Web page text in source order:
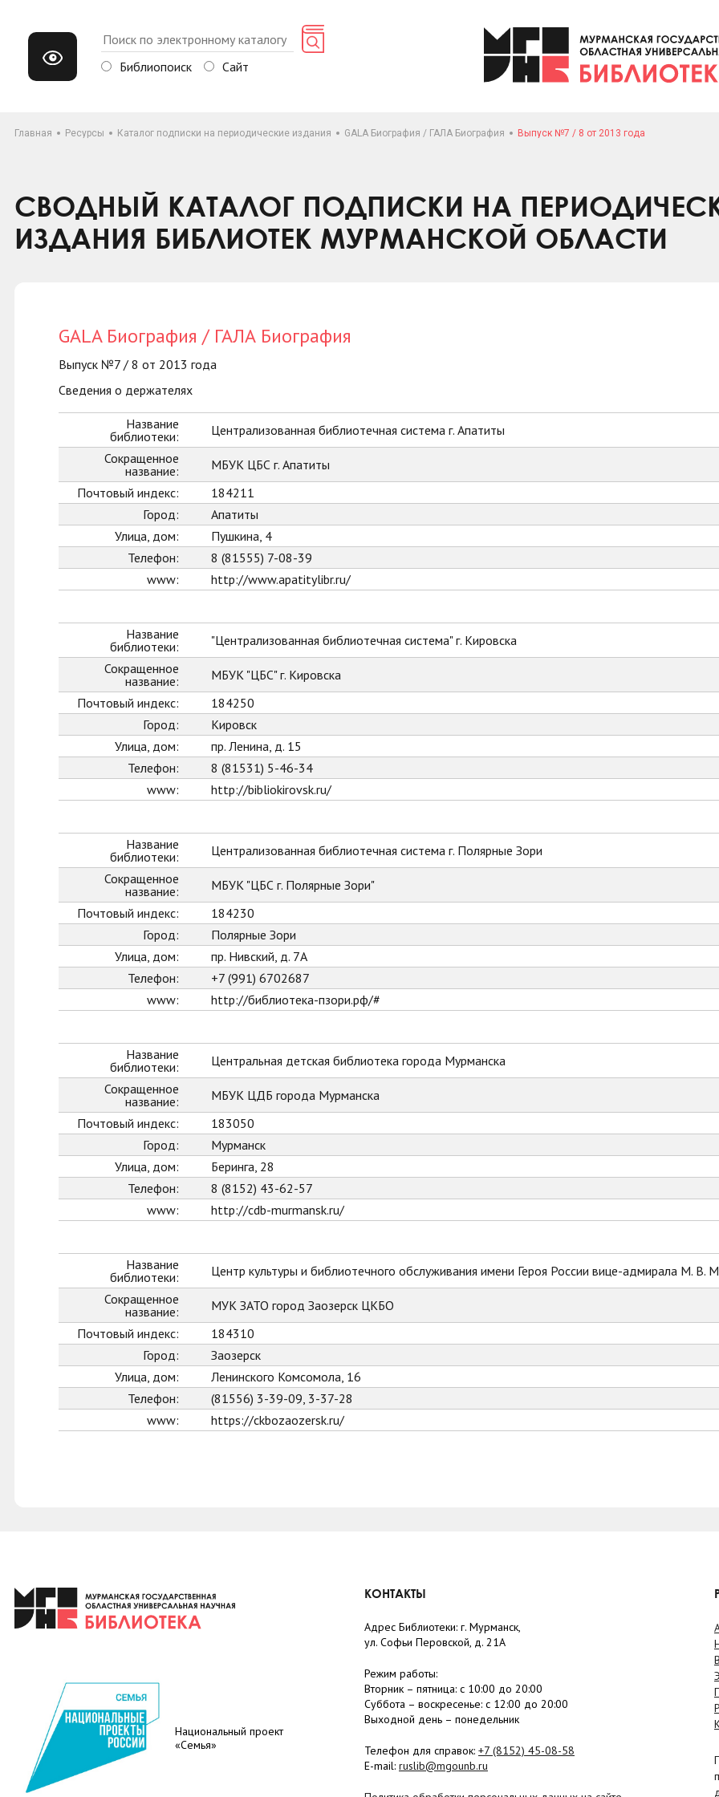
Библиопоиск Сайт
Главная Ресурсы Каталог подписки на периодические издания GALA Биография / ГАЛА Биография Выпуск №7 / 8 от 2013 года
СВОДНЫЙ КАТАЛОГ ПОДПИСКИ НА
ИЗДАНИЯ БИБЛИОТЕК МУРМАНСКОЙ ОБЛАСТИ
GALA Биография / ГАЛА Биография
Выпуск №7 / 8 от 2013 года
Сведения о держателях
Название
библиотеки:
Централизованная библиотечная система г. Апатиты
Сокращенное
название:
МБУК ЦБС г. Апатиты
Почтовый индекс:
184211
Город:
Апатиты
Улица, дом:
Пушкина, 4
Телефон:
8 (81555) 7-08-39
www:
http://www.apatitylibr.ru/
Название
библиотеки:
"Централизованная библиотечная система" г. Кировска
Сокращенное
название:
МБУК "ЦБС" г. Кировска
Почтовый индекс:
184250
Город:
Кировск
Улица, дом:
пр. Ленина, д. 15
Телефон:
8 (81531) 5-46-34
www:
http://bibliokirovsk.ru/
Название
библиотеки:
Централизованная библиотечная система г. Полярные Зори
Сокращенное
название:
МБУК "ЦБС г. Полярные Зори"
Почтовый индекс:
184230
Город:
Полярные Зори
Улица, дом:
пр. Нивский, д. 7А
Телефон:
+7 (991) 6702687
www:
http://библиотека-пзори.рф/#
Название
библиотеки:
Центральная детская библиотека города Мурманска
Сокращенное
название:
МБУК ЦДБ города Мурманска
Почтовый индекс:
183050
Город:
Мурманск
Улица, дом:
Беринга, 28
Телефон:
8 (8152) 43-62-57
www:
http://cdb-murmansk.ru/
Название
библиотеки:
Центр культуры и библиотечного обслуживания имени Героя России вице-адмирала М. В.
Сокращенное
название:
МУК ЗАТО город Заозерск ЦКБО
Почтовый индекс:
184310
Город:
Заозерск
Улица, дом:
Ленинского Комсомола, 16
Телефон:
(81556) 3-39-09, 3-37-28
www:
https://ckbozaozersk.ru/
Национальный проект
«Семья»
КОНТАКТЫ
Адрес Библиотеки: г. Мурманск,
ул. Софьи Перовской, д. 21А
Режим работы:
Вторник – пятница: с 10:00 до 20:00
Суббота – воскресенье: c 12:00 до 20:00
Выходной день – понедельник
Телефон для справок: +7 (8152) 45-08-58
E-mail: ruslib@mgounb.ru